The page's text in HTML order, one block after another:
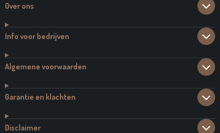
Over ons
Info voor bedrijven
Algemene voorwaarden
Garantie en klachten
Disclaimer